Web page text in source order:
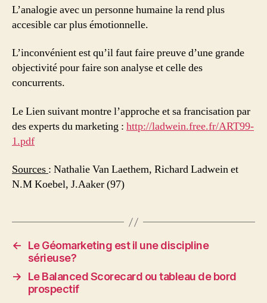
L’analogie avec un personne humaine la rend plus
accesible car plus émotionnelle.
L’inconvénient est qu’il faut faire preuve d’une grande
objectivité pour faire son analyse et celle des
concurrents.
Le Lien suivant montre l’approche et sa francisation par
des experts du marketing : http://ladwein.free.fr/ART99-
1.pdf
Sources : Nathalie Van Laethem, Richard Ladwein et
N.M Koebel, J.Aaker (97)
←
Le Géomarketing est il une discipline
sérieuse?
→
Le Balanced Scorecard ou tableau de bord
prospectif